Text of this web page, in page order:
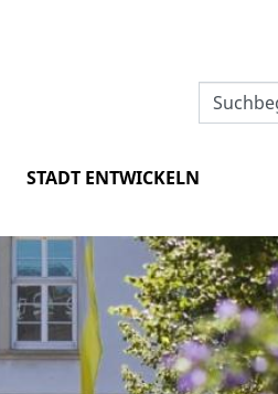
STADT ENTWICKELN